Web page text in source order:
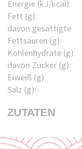
Energie (kJ/kcal):
Fett (g):
davon gesättigte
Fettsäuren (g):
Kohlenhydrate (g):
davon Zucker (g):
Eiweiß (g):
Salz (g):
ZUTATEN